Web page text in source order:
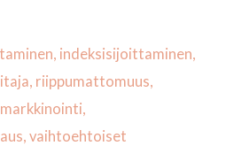
, indeksisijoittaminen,
, riippumattomuus,
,
, vaihtoehtoiset